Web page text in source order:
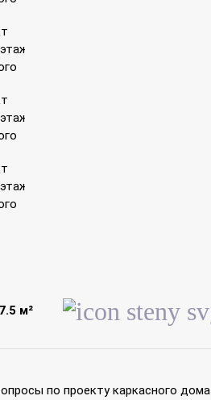
м²
по проекту каркасного